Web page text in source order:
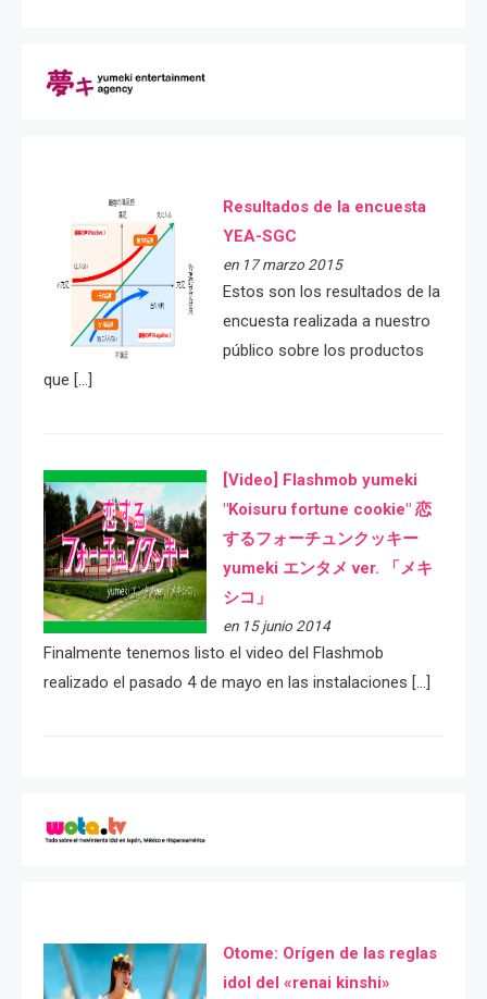
Resultados de la encuesta
YEA-SGC
en 17 marzo 2015
Estos son los resultados de la
encuesta realizada a nuestro
público sobre los productos
que […]
[Video] Flashmob yumeki
"Koisuru fortune cookie" 恋
するフォーチュンクッキー
yumeki エンタメ ver. 「メキ
シコ」
en 15 junio 2014
Finalmente tenemos listo el video del Flashmob
realizado el pasado 4 de mayo en las instalaciones […]
Otome: Orígen de las reglas
idol del «renai kinshi»